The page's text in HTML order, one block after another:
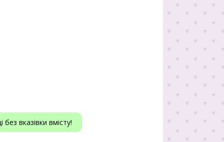
вказівки вмісту!